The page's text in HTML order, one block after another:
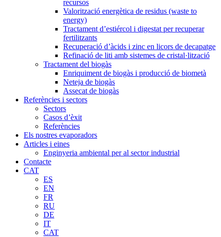
recursos
Valorització energètica de residus (waste to
energy)
Tractament d’estiércol i digestat per recuperar
fertilitzants
Recuperació d’àcids i zinc en licors de decapatge
Refinació de liti amb sistemes de cristal·lització
Tractament del biogàs
Enriquiment de biogàs i producció de biometà
Neteja de biogàs
Assecat de biogàs
Referències i sectors
Sectors
Casos d’èxit
Referències
Els nostres evaporadors
Articles i eines
Enginyeria ambiental per al sector industrial
Contacte
CAT
ES
EN
FR
RU
DE
IT
CAT